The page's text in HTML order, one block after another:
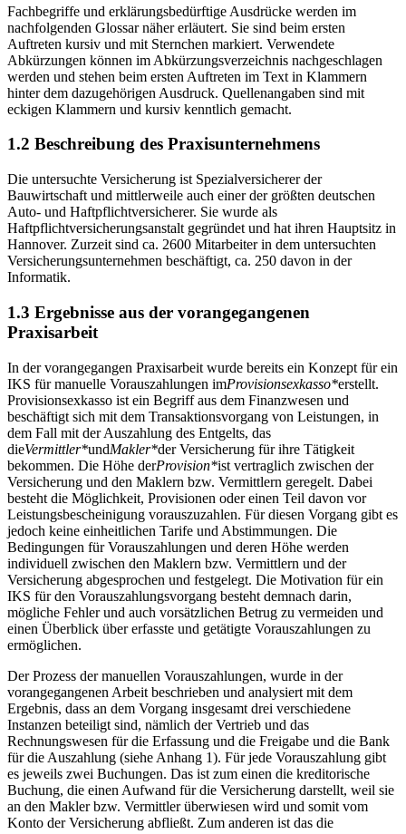
Fachbegriffe und erklärungsbedürftige Ausdrücke werden im
nachfolgenden Glossar näher erläutert. Sie sind beim ersten
Auftreten kursiv und mit Sternchen markiert. Verwendete
Abkürzungen können im Abkürzungsverzeichnis nachgeschlagen
werden und stehen beim ersten Auftreten im Text in Klammern
hinter dem dazugehörigen Ausdruck. Quellenangaben sind mit
eckigen Klammern und kursiv kenntlich gemacht.
1.2 Beschreibung des Praxisunternehmens
Die untersuchte Versicherung ist Spezialversicherer der
Bauwirtschaft und mittlerweile auch einer der größten deutschen
Auto- und Haftpflichtversicherer. Sie wurde als
Haftpflichtversicherungsanstalt gegründet und hat ihren Hauptsitz in
Hannover. Zurzeit sind ca. 2600 Mitarbeiter in dem untersuchten
Versicherungsunternehmen beschäftigt, ca. 250 davon in der
Informatik.
1.3 Ergebnisse aus der vorangegangenen
Praxisarbeit
In der vorangegangen Praxisarbeit wurde bereits ein Konzept für ein
IKS für manuelle Vorauszahlungen imProvisionsexkasso*erstellt.
Provisionsexkasso ist ein Begriff aus dem Finanzwesen und
beschäftigt sich mit dem Transaktionsvorgang von Leistungen, in
dem Fall mit der Auszahlung des Entgelts, das
dieVermittler*undMakler*der Versicherung für ihre Tätigkeit
bekommen. Die Höhe derProvision*ist vertraglich zwischen der
Versicherung und den Maklern bzw. Vermittlern geregelt. Dabei
besteht die Möglichkeit, Provisionen oder einen Teil davon vor
Leistungsbescheinigung vorauszuzahlen. Für diesen Vorgang gibt es
jedoch keine einheitlichen Tarife und Abstimmungen. Die
Bedingungen für Vorauszahlungen und deren Höhe werden
individuell zwischen den Maklern bzw. Vermittlern und der
Versicherung abgesprochen und festgelegt. Die Motivation für ein
IKS für den Vorauszahlungsvorgang besteht demnach darin,
mögliche Fehler und auch vorsätzlichen Betrug zu vermeiden und
einen Überblick über erfasste und getätigte Vorauszahlungen zu
ermöglichen.
Der Prozess der manuellen Vorauszahlungen, wurde in der
vorangegangenen Arbeit beschrieben und analysiert mit dem
Ergebnis, dass an dem Vorgang insgesamt drei verschiedene
Instanzen beteiligt sind, nämlich der Vertrieb und das
Rechnungswesen für die Erfassung und die Freigabe und die Bank
für die Auszahlung (siehe Anhang 1). Für jede Vorauszahlung gibt
es jeweils zwei Buchungen. Das ist zum einen die kreditorische
Buchung, die einen Aufwand für die Versicherung darstellt, weil sie
an den Makler bzw. Vermittler überwiesen wird und somit vom
Konto der Versicherung abfließt. Zum anderen ist das die